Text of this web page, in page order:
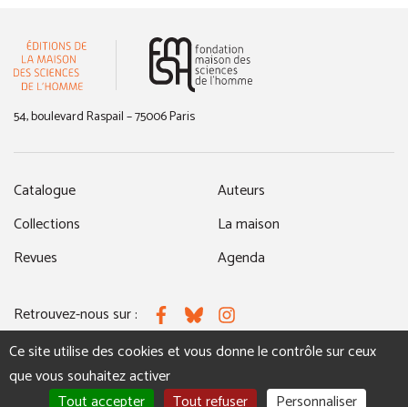
54, boulevard Raspail – 75006 Paris
Catalogue
Collections
Revues
Auteurs
La maison
Agenda
Retrouvez-nous sur : FacebookBlueskyInstagram
MENTIONS LÉGALES NOUS CONTACTER
Ce site utilise des cookies et vous donne le contrôle sur ceux
que vous souhaitez activer
Tout accepter
Tout refuser Personnaliser